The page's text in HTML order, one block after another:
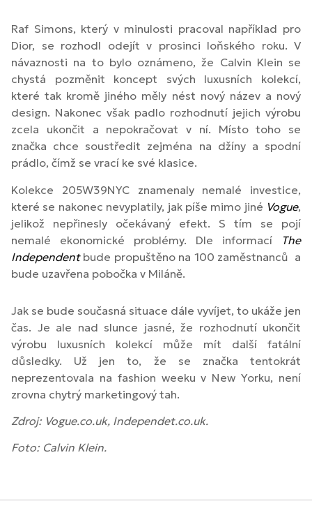
Raf Simons, který v minulosti pracoval například pro
Dior, se rozhodl odejít v prosinci loňského roku. V
návaznosti na to bylo oznámeno, že Calvin Klein se
chystá pozměnit koncept svých luxusních kolekcí,
které tak kromě jiného měly nést nový název a nový
design. Nakonec však padlo rozhodnutí jejich výrobu
zcela ukončit a nepokračovat v ní. Místo toho se
značka chce soustředit zejména na džíny a spodní
prádlo, čímž se vrací ke své klasice.
Kolekce 205W39NYC znamenaly nemalé investice,
které se nakonec nevyplatily, jak píše mimo jiné Vogue,
jelikož nepřinesly očekávaný efekt. S tím se pojí
nemalé ekonomické problémy. Dle informací
The
Independentbude propuštěno na 100 zaměstnanců a
bude uzavřena pobočka v Miláně.
Jak se bude současná situace dále vyvíjet, to ukáže jen
čas. Je ale nad slunce jasné, že rozhodnutí ukončit
výrobu luxusních kolekcí může mít další fatální
důsledky. Už jen to, že se značka tentokrát
neprezentovala na fashion weeku v New Yorku, není
zrovna chytrý marketingový tah.
Zdroj: Vogue.co.uk, Independet.co.uk.
Foto: Calvin Klein.